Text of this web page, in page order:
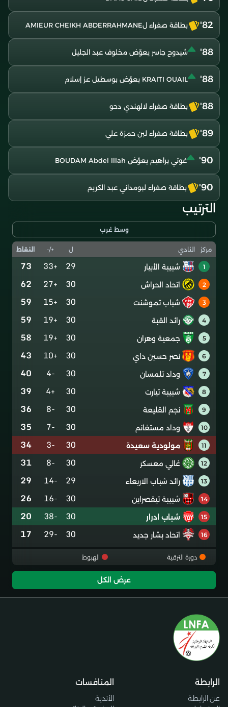
82' بطاقة صفراء لAMIEUR CHEIKH ABDERRAHMANE
88' شيدوح جاسر يعوّض مخلوف عبد الجليل
88' KRAITI OUAIL يعوّض بوسطيل عز إسلام
88' بطاقة صفراء لالهندي دحو
89' بطاقة صفراء لبن حمزة علي
90' غوتي براهيم يعوّض BOUDAM Abdel Illah
90' بطاقة صفراء لبومداني عبد الكريم
الترتيب
وسط غرب
مركز النادي ل +/- النقاط
1 شبيبة الأبيار 29
+33
73
2 اتحاد الحراش 30
+27
62
3 شباب تموشنت 30
+15
59
4 رائد القبة 30
+19
59
5 جمعية وهران 30
+19
58
6 نصر حسين داي 30
+10
43
7 وداد تلمسان 30
-4
40
8 شبيبة تيارت 30
+4
39
9 نجم القليعة 30
-8
36
10 وداد مستغانم 30
-7
35
11 مولودية سعيدة 30
-3
34
12 غالي معسكر 30
-8
31
13 رائد شباب الاربعاء 29
-14
29
14 شبيبة تيقصراين 30
-16
26
15 شباب ادرار 30
-38
20
16 اتحاد بشار جديد 30
-29
17
دورة الترقية الهبوط
عرض الكل
الرابطة
عن الرابطة
المنافسات
الأندية